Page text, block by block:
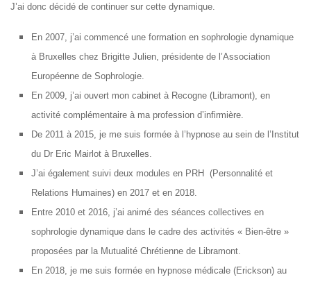
J’ai donc décidé de continuer sur cette dynamique.
En 2007, j’ai commencé une formation en sophrologie dynamique
à Bruxelles chez Brigitte Julien, présidente de l’Association
Européenne de Sophrologie.
En 2009, j’ai ouvert mon cabinet à Recogne (Libramont), en
activité complémentaire à ma profession d’infirmière.
De 2011 à 2015, je me suis formée à l’hypnose au sein de l’Institut
du Dr Eric Mairlot à Bruxelles.
J’ai également suivi deux modules en PRH (Personnalité et
Relations Humaines) en 2017 et en 2018.
Entre 2010 et 2016, j’ai animé des séances collectives en
sophrologie dynamique dans le cadre des activités « Bien-être »
proposées par la Mutualité Chrétienne de Libramont.
En 2018, je me suis formée en hypnose médicale (Erickson) au